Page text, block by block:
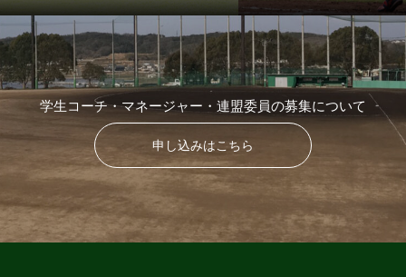
学生コーチ・マネージャー・連盟委員の募集について
申し込みはこちら